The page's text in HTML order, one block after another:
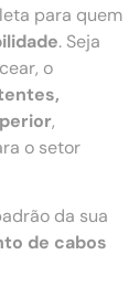
para quem
. Seja
o
,
o setor
da sua
de cabos